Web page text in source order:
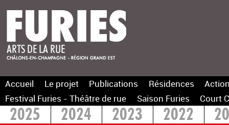
Accueil Le projet Publications Résidences
Festival Furies - Théâtre de rue
Saison Furies Court
2025 2024 2023 2022